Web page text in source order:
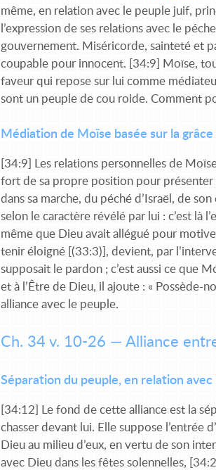
même, en relation avec le peuple juif,
l’expression de ses relations avec le
gouvernement. Miséricorde, sainteté et
coupable pour innocent. [34:9] Moïse,
faveur qui repose sur lui comme
sont un peuple de cou roide. Comment
Médiation de Moïse basée sur la
[34:9] Les relations personnelles de
fort de sa propre position pour présenter
dans sa marche, du péché d’Israël, de
selon le caractère révélé par lui : c’est là
même que Dieu avait allégué pour
tenir éloigné [(33:3)], devient, par
supposait le pardon ; c’est aussi ce que
et à l’Être de Dieu, il ajoute : « Possède-
alliance avec le peuple.
Ch. 34 v. 10-26 — Alliance
Séparation du peuple, en relation
[34:12] Le fond de cette alliance est la
chasser devant lui. Elle suppose l’entrée
Dieu au milieu d’eux, en vertu de son
avec Dieu dans les fêtes solennelles,